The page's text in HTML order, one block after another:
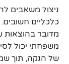
ניצול משאבים
כלכליים
מדובר בהוצאות
משפחתי יכול
של הנקה, תוך